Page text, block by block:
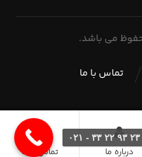
می باشد.
تماس با ما
درباره ما تماس با ما